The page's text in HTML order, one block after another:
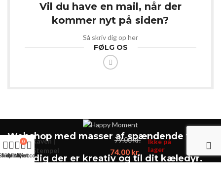
Vil du have en mail, når der
kommer nyt på siden?
Så skriv dig op her
FØLG OS
Webshop med masser af spændende varer.
Til dig der er kreativ og til dit kæledyr.
Raven |
Stempel
79.00kr.
74.00 kr.
Ikke på
lager
Sidebar
Wishlist
0
Cart
My account